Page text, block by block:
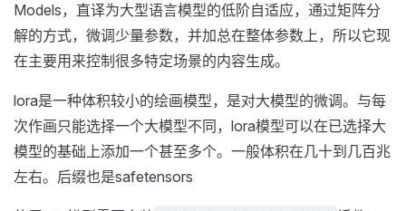
Models，直译为大型语言模型的低阶自适应，通过矩阵分
解的方式，微调少量参数，并加总在整体参数上，所以它现
在主要用来控制很多特定场景的内容生成。
lora是一种体积较小的绘画模型，是对大模型的微调。与每
次作画只能选择一个大模型不同，lora模型可以在已选择大
模型的基础上添加一个甚至多个。一般体积在几十到几百兆
左右。后缀也是safetensors